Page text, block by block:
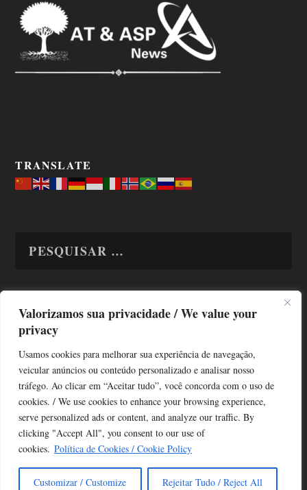
Valorizamos sua privacidade / We value your
privacy
Usamos cookies para melhorar sua experiência de navegação,
veicular anúncios ou conteúdo personalizado e analisar nosso
tráfego. Ao clicar em “Aceitar tudo”, você concorda com o uso de
cookies. / We use cookies to enhance your browsing experience,
serve personalized ads or content, and analyze our traffic. By
clicking "Accept All", you consent to our use of
cookies. Política de Cookies / Cookie Policy
Customizar / Customize Rejeitar Tudo / Reject All
TRANSLATE
TODAS OS ASSUNTOS
Copyright © Alô Tatuapé 2013 / 2026
Desenvolvido por ALOSP MKT DIGITAL